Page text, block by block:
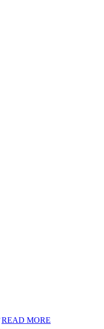
READ MORE